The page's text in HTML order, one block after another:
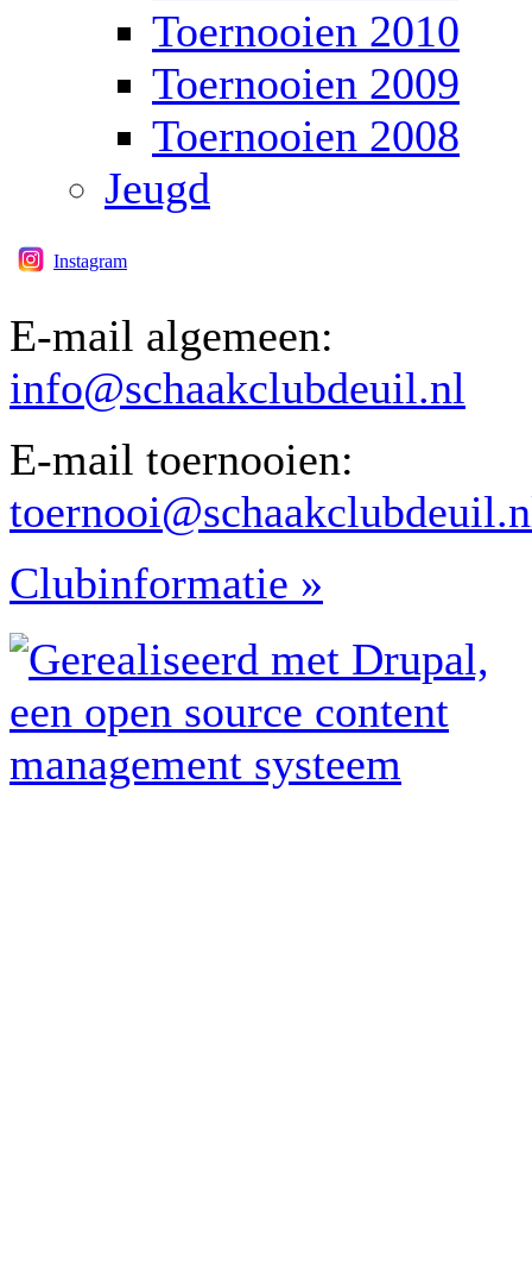
Toernooien 2010
Toernooien 2009
Toernooien 2008
Jeugd
Instagram
E-mail algemeen:
info@schaakclubdeuil.nl
E-mail toernooien:
Clubinformatie »